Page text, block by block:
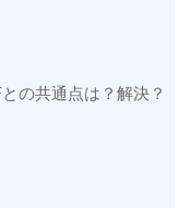
の共通点は？解決？